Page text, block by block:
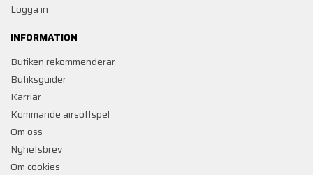
Logga in
INFORMATION
Butiken rekommenderar
Butiksguider
Karriär
Kommande airsoftspel
Om oss
Nyhetsbrev
Om cookies